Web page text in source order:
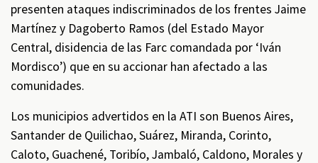
presenten ataques indiscriminados de los frentes Jaime
Martínez y Dagoberto Ramos (del Estado Mayor
Central, disidencia de las Farc comandada por ‘Iván
Mordisco’) que en su accionar han afectado a las
comunidades.
Los municipios advertidos en la ATI son Buenos Aires,
Santander de Quilichao, Suárez, Miranda, Corinto,
Caloto, Guachené, Toribío, Jambaló, Caldono, Morales y